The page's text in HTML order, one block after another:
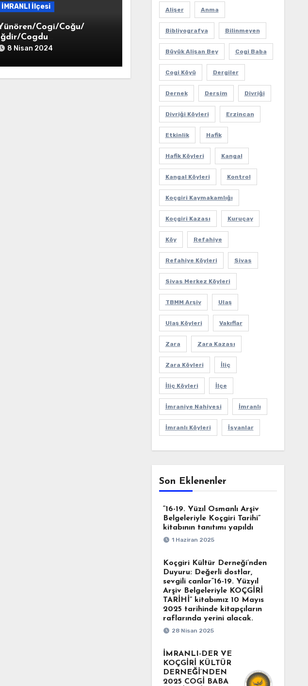
İMRANLI İlçesi
Cogi/Coğu/
Cogdu
Karye-i Coğdu
8 Nisan 2024
Alişer Anma
Bibliyografya Bilinmeyen
Büyük Alişan Bey Cogi Baba
Cogi Köyü Dergiler
Dernek Dersim Divriği
Divriği Köyleri Erzincan
Etkinlik Hafik
Hafik Köyleri Kangal
Kangal Köyleri Kontrol
Koçgiri Kaymakamlığı
Koçgiri Kazası Kuruçay
Köy Refahiye
Refahiye Köyleri Sivas
Sivas Merkez Köyleri
TBMM Arşiv Ulaş
Ulaş Köyleri Vakıflar
Zara Zara Kazası
Zara Köyleri İliç
İliç Köyleri İlçe
İmraniye Nahiyesi İmranlı
İmranlı Köyleri İsyanlar
Son Eklenenler
“16-19. Yüzıl Osmanlı Arşiv
Belgeleriyle Koçgiri Tarihi”
kitabının tanıtımı yapıldı
1 Haziran 2025
Koçgiri Kültür Derneği’nden
Duyuru: Değerli dostlar,
sevgili canlar“16-19. Yüzyıl
Arşiv Belgeleriyle KOÇGİRİ
TARİHİ” kitabımız 10 Mayıs
2025 tarihinde kitapçıların
raflarında yerini alacak.
28 Nisan 2025
İMRANLI-DER VE
KOÇGİRİ KÜLTÜR
DERNEĞİ’NDEN
2025 COGİ BABA